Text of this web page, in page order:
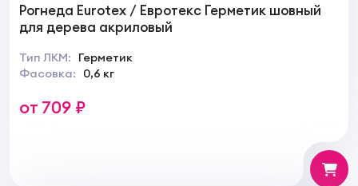
Рогнеда Eurotex / Евротекс Герметик шовный
для дерева акриловый
Тип ЛКМ:
Герметик
Фасовка:
0,6 кг
от 709 ₽